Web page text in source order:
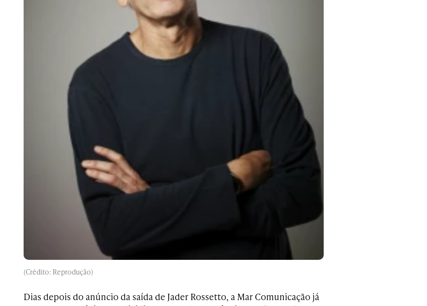
(Crédito: Reprodução)
Dias depois do anúncio da saída de Jader Rossetto, a Mar Comunicação já